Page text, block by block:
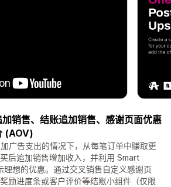
销售、结账追加销售、感谢页面优惠
(AOV)
广告支出的情况下，从每笔订单中赚取更
后追加销售增加收入，并利用 Smart
理想的优惠。通过交叉销售自定义感谢页
励进度条或客户评价等结账小组件（仅限